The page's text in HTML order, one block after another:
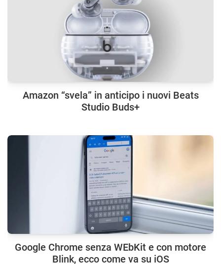
Amazon “svela” in anticipo i nuovi Beats
Studio Buds+
Google Chrome senza WEbKit e con motore
Blink, ecco come va su iOS